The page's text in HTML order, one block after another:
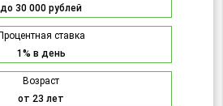
до 30 000 рублей
Процентная ставка
1% в день
Возраст
от 23 лет